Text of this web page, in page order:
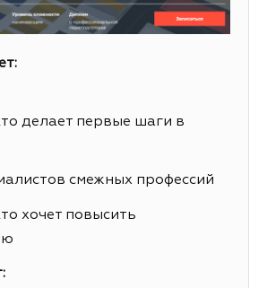
делает первые шаги в
смежных профессий
хочет повысить